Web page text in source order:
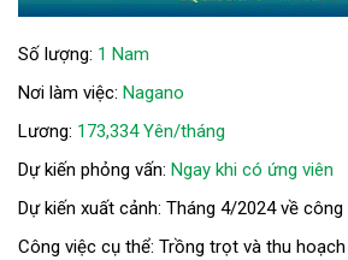
Số lượng: 1 Nam
Nơi làm việc: Nagano
Lương: 173,334 Yên/tháng
Dự kiến phỏng vấn: Ngay khi có ứng viên
Dự kiến xuất cảnh: Tháng 4/2024 về
Công việc cụ thể: Trồng trọt và thu